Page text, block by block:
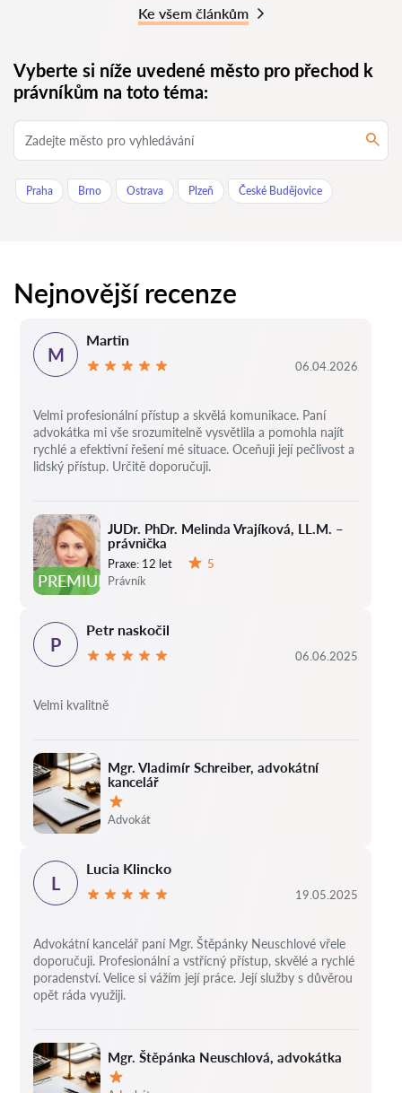
Ke všem článkům
Vyberte si níže uvedené město pro přechod k
právníkům na toto téma:
Praha Brno Ostrava Plzeň České Budějovice
Nejnovější recenze
PREMIUM
JUDr. PhDr. Melinda Vrajíková, LL.M. –
právnička
Praxe: 12 let
5
Právník
M
Martin
06.04.2026
Velmi profesionální přístup a skvělá komunikace. Paní
advokátka mi vše srozumitelně vysvětlila a pomohla najít
rychlé a efektivní řešení mé situace. Oceňuji její pečlivost a
lidský přístup. Určitě doporučuji.
Mgr. Vladimír Schreiber, advokátní
kancelář
Hodnocení:
Advokát
P
Petr naskočil
06.06.2025
Velmi kvalitně
Mgr. Štěpánka Neuschlová, advokátka
L
Lucia Klincko
19.05.2025
Advokátní kancelář paní Mgr. Štěpánky Neuschlové vřele
doporučuji. Profesionální a vstřícný přístup, skvělé a rychlé
poradenství. Velice si vážím její práce. Její služby s důvěrou
opět ráda využiji.